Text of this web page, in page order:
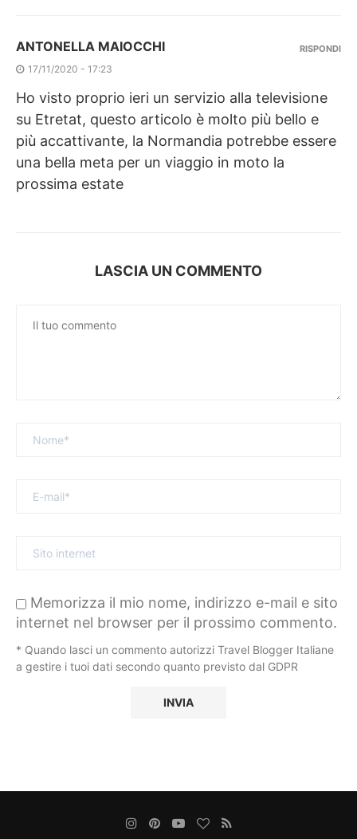
ANTONELLA MAIOCCHI
17/11/2020 - 17:23
Ho visto proprio ieri un servizio alla televisione
su Etretat, questo articolo è molto più bello e
più accattivante, la Normandia potrebbe essere
una bella meta per un viaggio in moto la
prossima estate
RISPONDI
LASCIA UN COMMENTO
Memorizza il mio nome, indirizzo e-mail e sito
internet nel browser per il prossimo commento.
* Quando lasci un commento autorizzi Travel Blogger Italiane
a gestire i tuoi dati secondo quanto previsto dal GDPR